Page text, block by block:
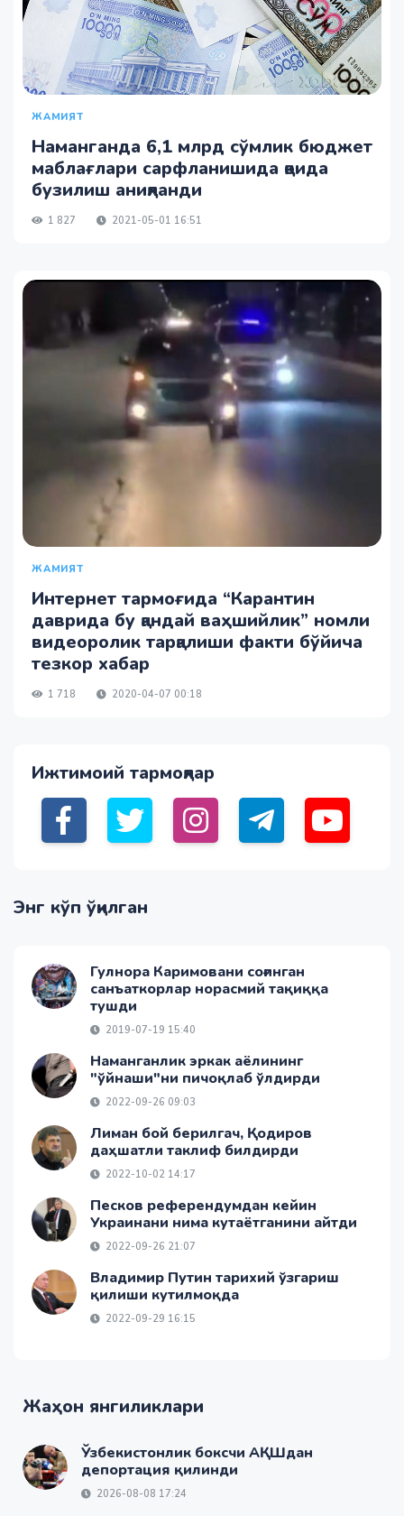
ЖАМИЯТ
Наманганда 6,1 млрд сўмлик бюджет
маблағлари сарфланишида қоида
бузилиш аниқланди
1 827 2021-05-01 16:51
ЖАМИЯТ
Интернет тармоғида “Карантин
даврида бу қандай ваҳшийлик” номли
видеоролик тарқалиши факти бўйича
тезкор хабар
1 718 2020-04-07 00:18
Ижтимоий тармоқлар
Энг кўп ўқилган
Гулнора Каримовани соғинган
санъаткорлар норасмий тақиққа
тушди
2019-07-19 15:40
Наманганлик эркак аёлининг
"ўйнаши"ни пичоқлаб ўлдирди
2022-09-26 09:03
Лиман бой берилгач, Қодиров
даҳшатли таклиф билдирди
2022-10-02 14:17
Песков референдумдан кейин
Украинани нима кутаётганини айтди
2022-09-26 21:07
Владимир Путин тарихий ўзгариш
қилиши кутилмоқда
2022-09-29 16:15
Жаҳон янгиликлари
Ўзбекистонлик боксчи АҚШдан
депортация қилинди
2026-08-08 17:24